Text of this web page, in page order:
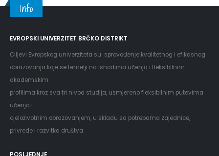
Info
EVROPSKI UNIVERZITET BRČKO DISTRIKT
Ciljevi Evropskog univerziteta su: sprovođenje kvalitetnog i efikasnog
obrazovanja koje se temelji na ishodima učenja i fleksibilnim
akademskim
profilima kroz sva tri nivoa studija, usmjereno fleksibilnim putevima
učenja i
cjeloživotnim obrazovanjem, u skladu sa potrebama zajednice,
privrede i razvitka društva.